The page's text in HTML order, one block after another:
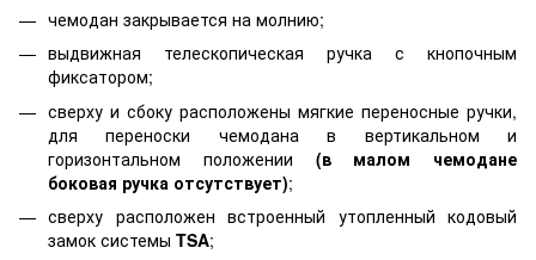
чемодан закрывается на молнию;
выдвижная телескопическая ручка с кнопочным
фиксатором;
сверху и сбоку расположены мягкие переносные ручки,
для переноски чемодана в вертикальном и
горизонтальном положении (в малом чемодане
боковая ручка отсутствует);
сверху расположен встроенный утопленный кодовый
замок системы TSA;